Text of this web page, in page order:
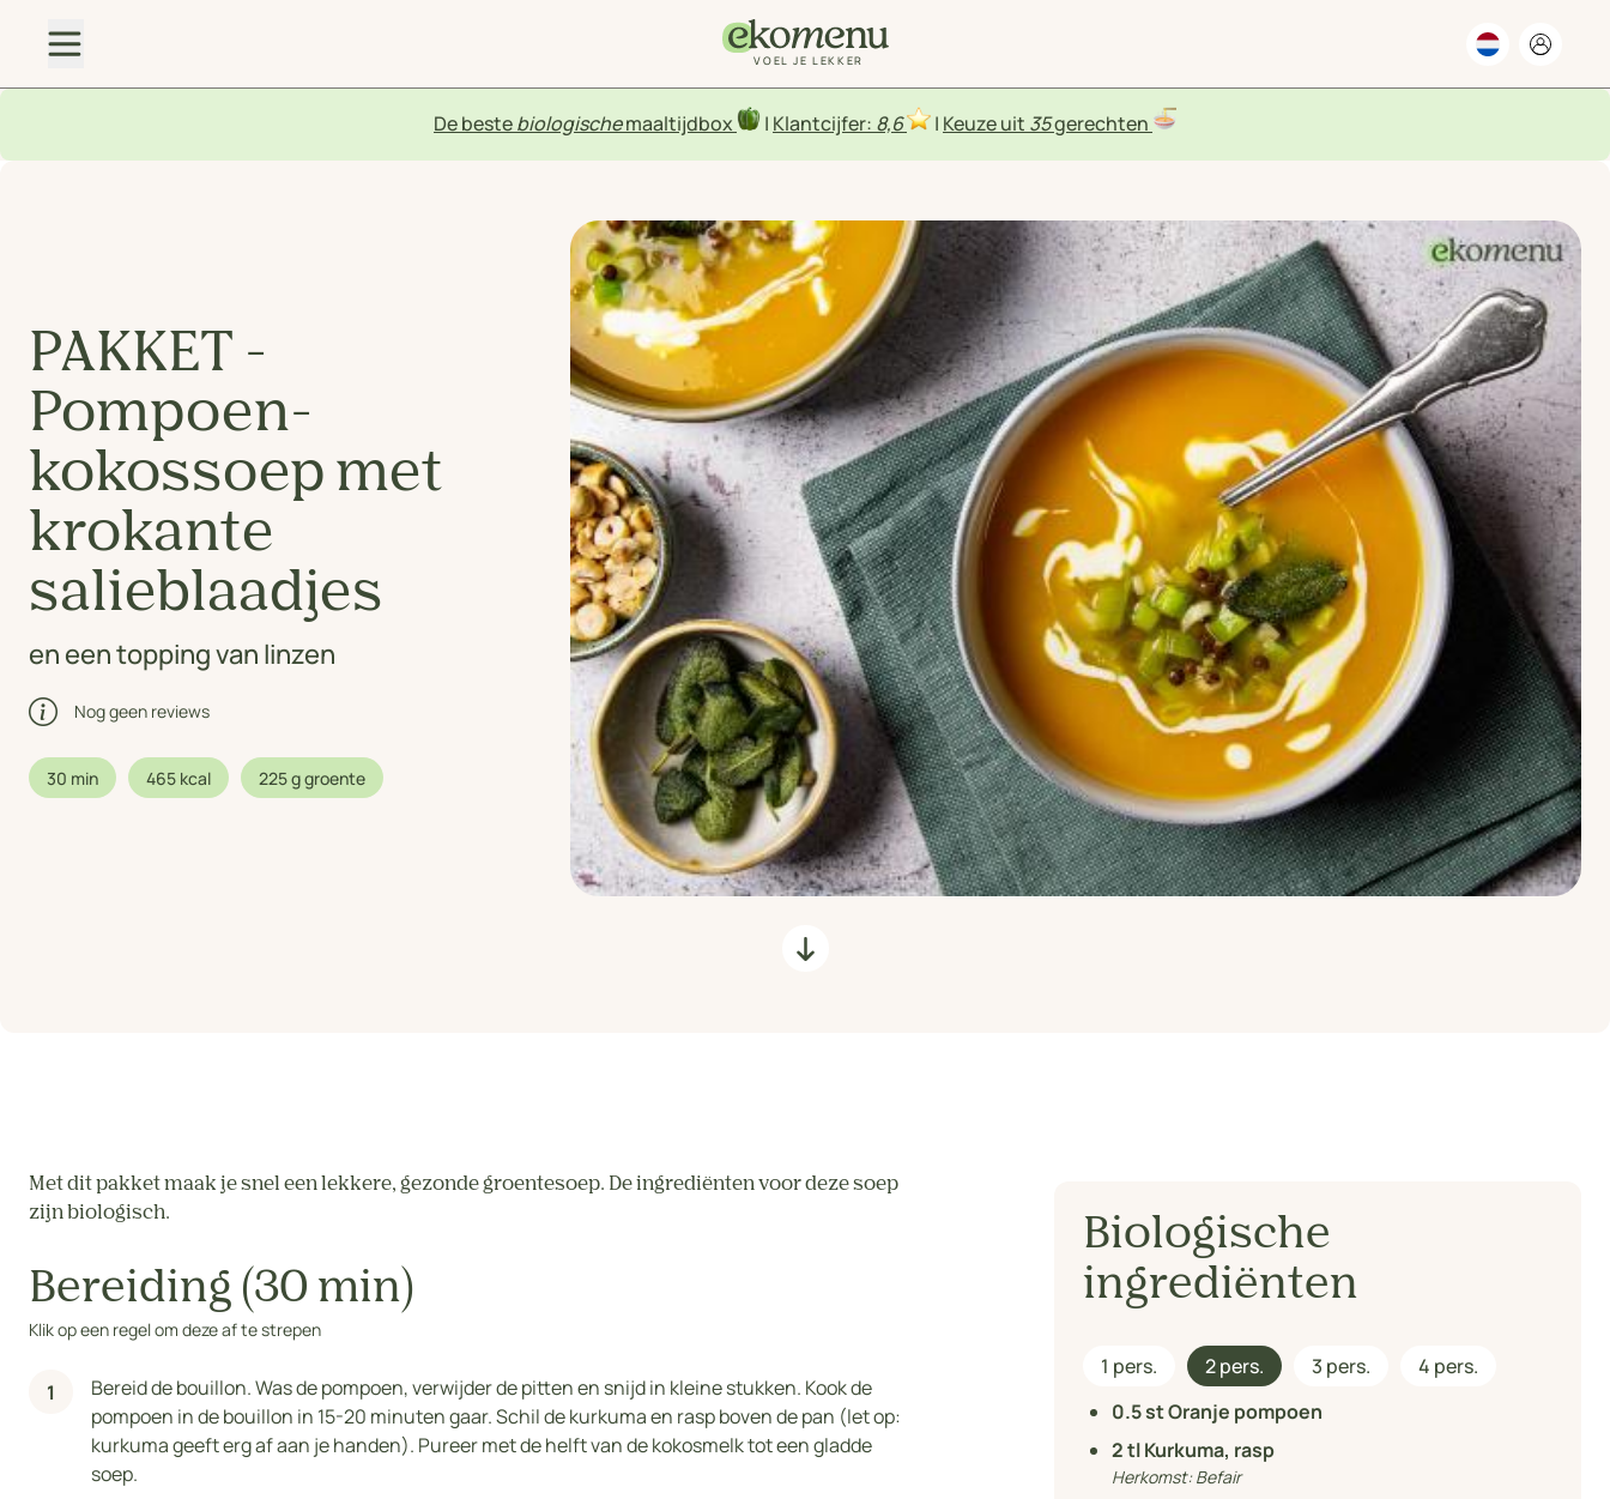
VOEL JE LEKKER
De bestebiologischemaaltijdbox | Klantcijfer: 8,6 | Keuze uit 35gerechten
PAKKET -
Pompoen-
kokossoep met
krokante
salieblaadjes
en een topping van linzen
Nog geen reviews
30 min 465 kcal 225 g groente
Met dit pakket maak je snel een lekkere, gezonde groentesoep. De ingrediënten voor deze soep
zijn biologisch.
Bereiding (30 min)
Klik op een regel om deze af te strepen
Bereid de bouillon. Was de pompoen, verwijder de pitten en snijd in kleine stukken. Kook de
pompoen in de bouillon in 15-20 minuten gaar. Schil de kurkuma en rasp boven de pan (let op:
kurkuma geeft erg af aan je handen). Pureer met de helft van de kokosmelk tot een gladde
soep.
Biologische
ingrediënten
1 pers. 2 pers. 3 pers.
4 pers.
0.5st Oranje pompoen
2tl Kurkuma, rasp
Herkomst:Befair